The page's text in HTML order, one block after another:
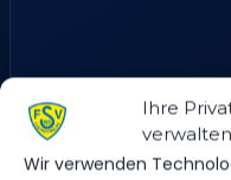
Ihre
verwalten
Wir verwenden